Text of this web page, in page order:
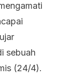
sebuah
(24/4).